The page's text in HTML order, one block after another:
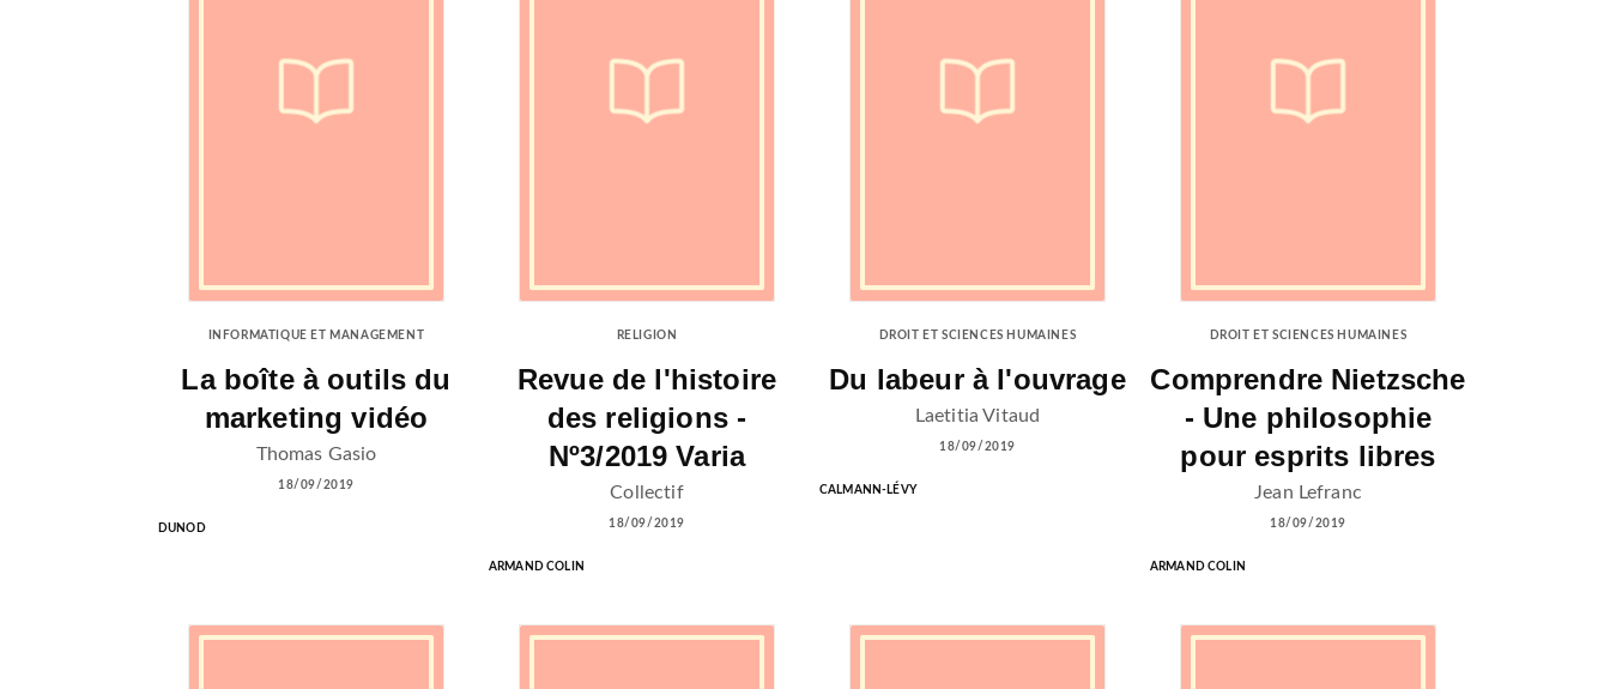
INFORMATIQUE ET MANAGEMENT
La boîte à outils du
marketing vidéo
Thomas Gasio
18/09/2019
DUNOD
RELIGION
Revue de l'histoire
des religions -
Nº3/2019 Varia
Collectif
18/09/2019
ARMAND COLIN
DROIT ET SCIENCES HUMAINES
Du labeur à l'ouvrage
Laetitia Vitaud
18/09/2019
CALMANN-LÉVY
DROIT ET SCIENCES HUMAINES
Comprendre Nietzsche
- Une philosophie
pour esprits libres
Jean Lefranc
18/09/2019
ARMAND COLIN